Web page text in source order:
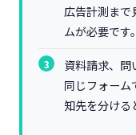
広告計測まで
ムが必要です。
資料請求、問
同じフォーム
知先を分ける